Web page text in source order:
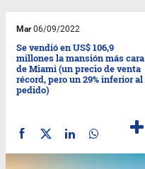
Mar06/09/2022
Se vendió en US$ 106,9
millones la mansión más cara
de Miami (un precio de venta
récord, pero un 29% inferior al
pedido)